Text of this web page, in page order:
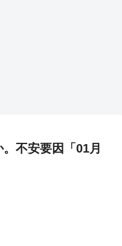
不安要因「01月